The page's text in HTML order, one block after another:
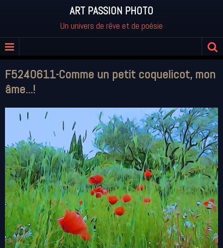
ART PASSION PHOTO
Un univers de rêve et de poésie
F5240611-Comme un petit coquelicot, mon
âme...!